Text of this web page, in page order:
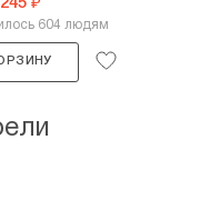
245 ₽
604 людям